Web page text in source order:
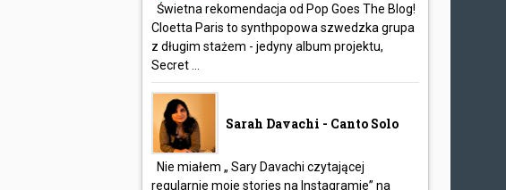
Świetna rekomendacja od Pop Goes The Blog!
Cloetta Paris to synthpopowa szwedzka grupa
z długim stażem - jedyny album projektu,
Secret ...
Sarah Davachi - Canto Solo
Nie miałem „ Sary Davachi czytającej
regularnie moje stories na Instagramie” na